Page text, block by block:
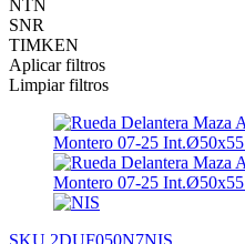
NTN
SNR
TIMKEN
Aplicar filtros
Limpiar filtros
SKU 2DUF050N7NIS